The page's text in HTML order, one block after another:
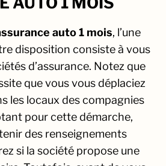
auto 1 mois, l’une
disposition consiste à vous
d’assurance. Notez que
que vous vous déplaciez
les locaux des compagnies
pour cette démarche,
des renseignements
si la société propose une